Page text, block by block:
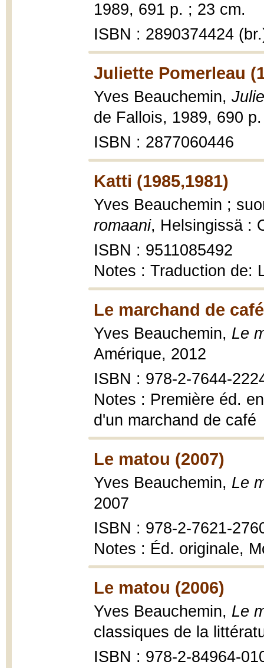
1989, 691 p. ; 23 cm.
ISBN : 2890374424
Juliette Pomerleau
Yves Beauchemin,
de Fallois, 1989, 690
ISBN : 2877060446
Katti (1985,1981)
Yves Beauchemin ;
romaani, Helsingissä :
ISBN : 9511085492
Notes : Traduction de:
Le marchand de
Yves Beauchemin, Le
Amérique, 2012
ISBN : 978-2-7644-
Notes : Première éd.
d'un marchand de café
Le matou (2007)
Yves Beauchemin, Le
2007
ISBN : 978-2-7621-
Notes : Éd. originale,
Le matou (2006)
Yves Beauchemin, Le
classiques de la
ISBN : 978-2-84964-